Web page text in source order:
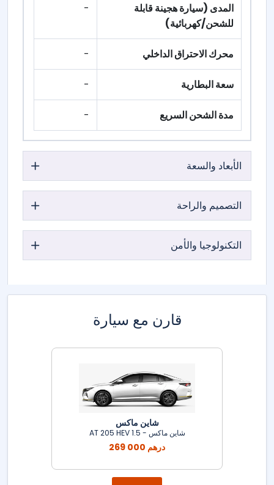
المدى (سيارة هجينة قابلة
للشحن/كهربائية)
-
محرك الاحتراق الداخلي -
سعة البطارية -
مدة الشحن السريع -
الأبعاد والسعة
التصميم والراحة
التكنولوجيا والأمن
قارن مع سيارة
شاين ماكس
شاين ماكس - 1.5 AT 205 HEV
269 000 درهم